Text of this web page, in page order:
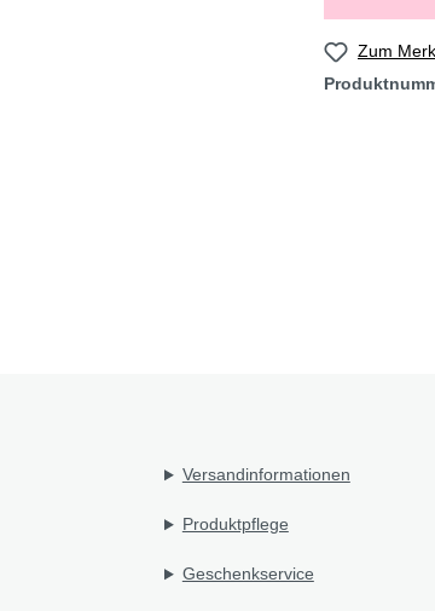
Zum
Versandinformationen
Produktpflege
Geschenkservice